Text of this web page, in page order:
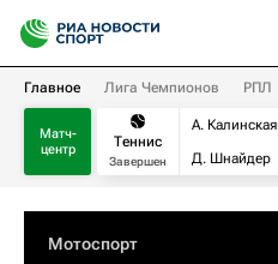
Главное Лига Чемпионов РПЛ
Матч-
центр
Теннис
Завершен
А. Калинская
Д. Шнайдер
Мотоспорт